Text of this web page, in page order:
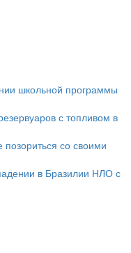
школьной программы
с топливом в
со своими
в Бразилии НЛО с